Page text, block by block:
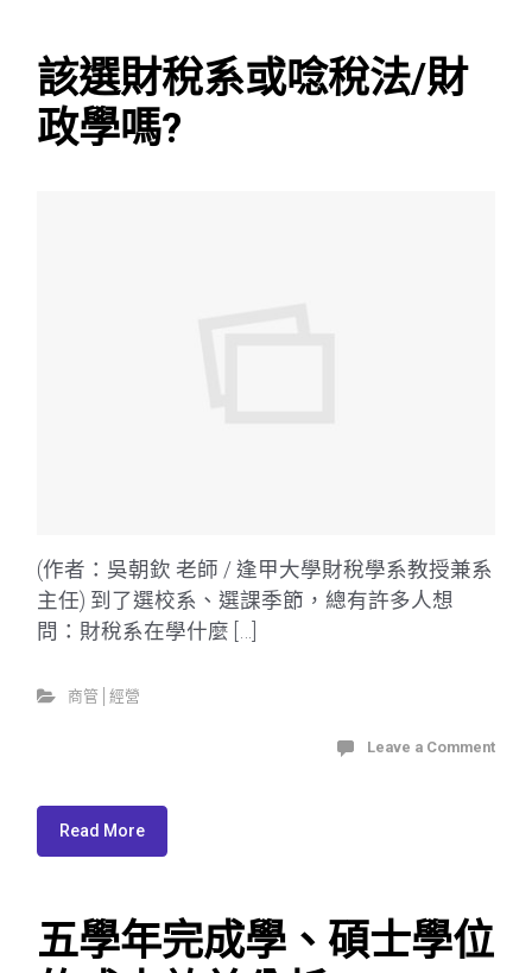
該選財稅系或唸稅法/財
政學嗎?
(作者：吳朝欽 老師 / 逢甲大學財稅學系教授兼系
主任) 到了選校系、選課季節，總有許多人想
問：財稅系在學什麼 […]
商管│經營
Leave a Comment
Read More
五學年完成學、碩士學位